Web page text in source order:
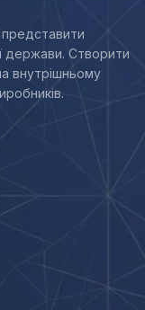
представити
держави. Створити
внутрішньому